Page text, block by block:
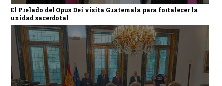
El Prelado del Opus Dei visita Guatemala para fortalecer la
unidad sacerdotal